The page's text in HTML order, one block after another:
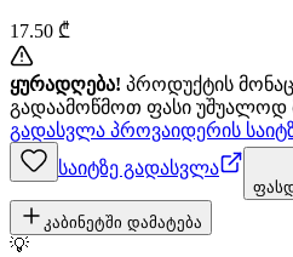
17.50 ₾
ყურადღება! პროდუქტის
გადაამოწმოთ ფასი უშუალოდ
გადასვლა პროვაიდერის
საიტზე გადასვლა
კაბინეტში დამატება
💡